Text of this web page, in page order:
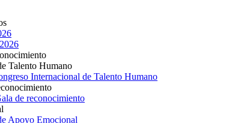
Talento Humano
Internacional de Talento Humano
de reconocimiento
Apoyo Emocional